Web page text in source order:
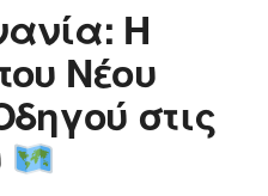
Η
Νέου
στις